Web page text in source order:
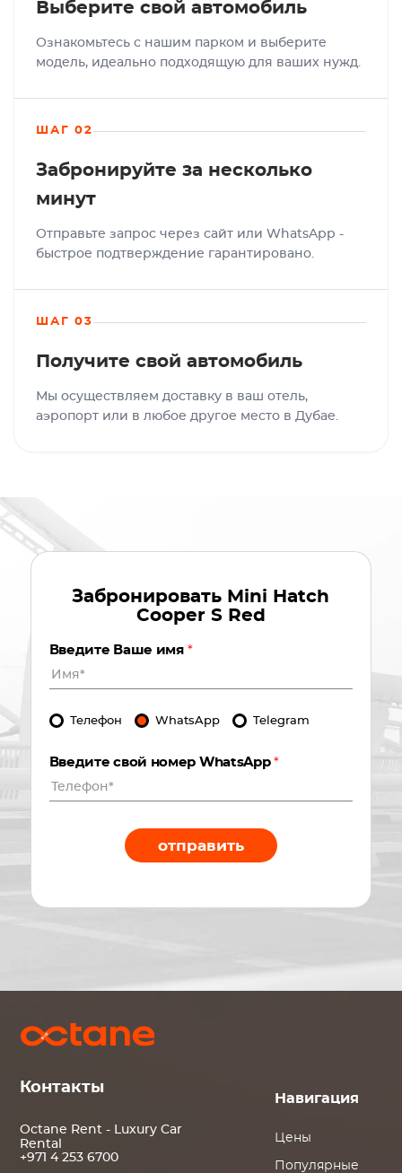
Выберите свой автомобиль
Ознакомьтесь с нашим парком и выберите
модель, идеально подходящую для ваших нужд.
ШАГ 02
Забронируйте за несколько
минут
Отправьте запрос через сайт или WhatsApp -
быстрое подтверждение гарантировано.
ШАГ 03
Получите свой автомобиль
Мы осуществляем доставку в ваш отель,
аэропорт или в любое другое место в Дубае.
Забронировать Mini Hatch
Cooper S Red
Введите Ваше имя *
Телефон WhatsApp Telegram
Введите свой номер WhatsApp*
отправить
Контакты
Octane Rent - Luxury Car
Rental
+971 4 253 6700
Навигация
Цены
Популярные